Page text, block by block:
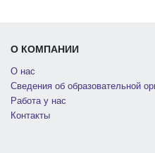
О КОМПАНИИ
О нас
Сведения об образовательной
Работа у нас
Контакты